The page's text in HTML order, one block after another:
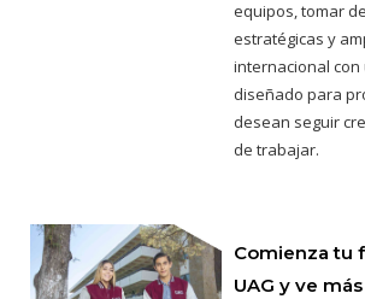
equipos, tomar
estratégicas y
internacional con
diseñado para
desean seguir
de trabajar.
Comienza tu
UAG y ve